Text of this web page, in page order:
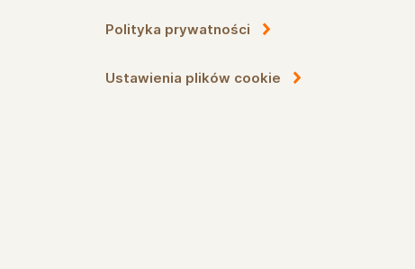
Polityka prywatności
Ustawienia plików cookie